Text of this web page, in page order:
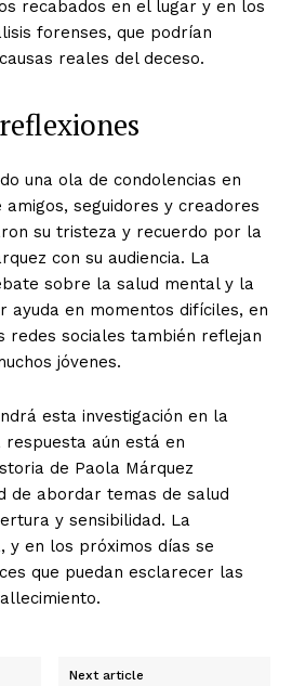
recabados en el lugar y en los
forenses, que podrían
reales del deceso.
una ola de condolencias en
amigos, seguidores y creadores
su tristeza y recuerdo por la
con su audiencia. La
sobre la salud mental y la
ayuda en momentos difíciles, en
redes sociales también reflejan
jóvenes.
esta investigación en la
respuesta aún está en
de Paola Márquez
de abordar temas de salud
y sensibilidad. La
y en los próximos días se
que puedan esclarecer las
Next article